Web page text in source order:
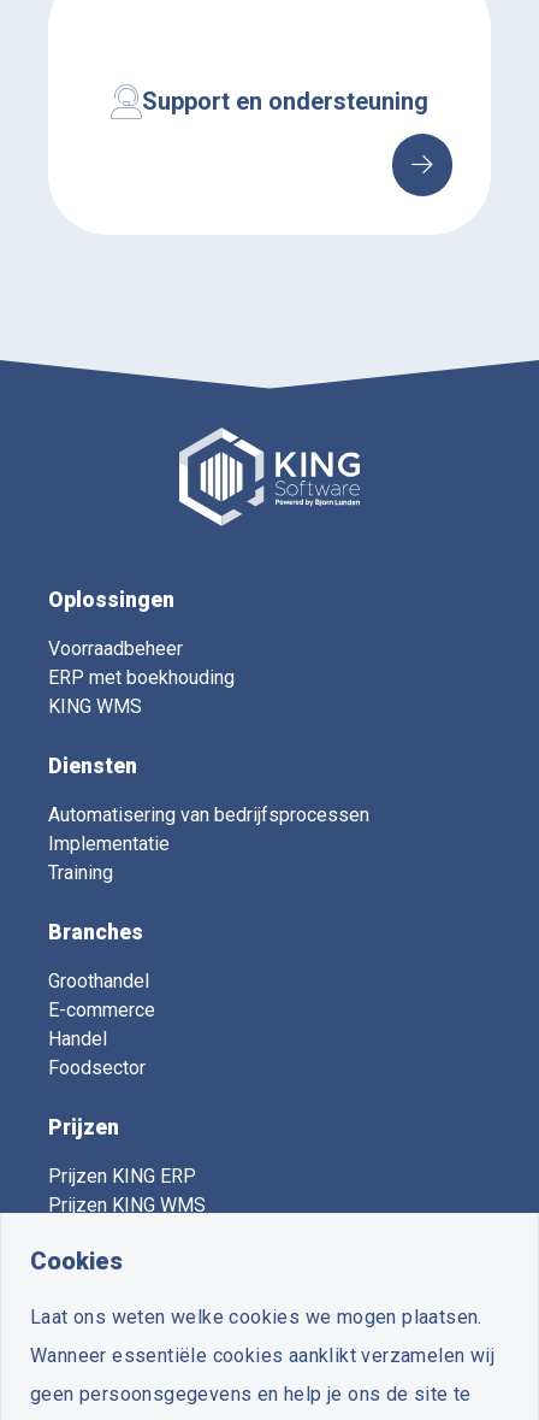
Support en ondersteuning
Oplossingen
Voorraadbeheer
ERP met boekhouding
KING WMS
Diensten
Automatisering van bedrijfsprocessen
Implementatie
Training
Branches
Groothandel
E-commerce
Handel
Foodsector
Prijzen
Prijzen KING ERP
Prijzen KING WMS
KING Expert Centers
Vooruit - Voorthuizen
Plus Business Software- Zuidwolde
Cookies
Laat ons weten welke cookies we mogen plaatsen.
Wanneer essentiële cookies aanklikt verzamelen wij
geen persoonsgegevens en help je ons de site te